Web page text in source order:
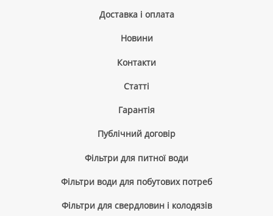
нижнім підключенням)
480 грн
Доставка і оплата
Новини
Контакти
Cтатті
Гарантія
Публічний договір
Фільтри для питної води
Фільтри води для побутових потреб
Фільтри для свердловин і колодязів